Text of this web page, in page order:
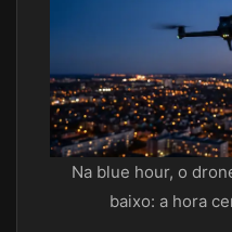
Na blue hour, o
baixo: a hora